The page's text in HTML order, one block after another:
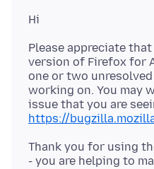
Please appreciate
version of Firefox for
one or two
working on. You may
issue that you are
https://
Thank you for using
- you are helping to